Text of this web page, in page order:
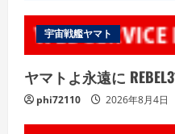
宇宙戦艦ヤマト
ヤマトよ永遠に
phi72110 2026年8月4日